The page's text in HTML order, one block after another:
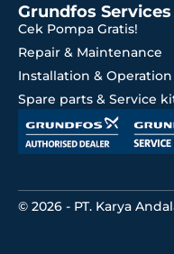
Grundfos Services
Cek Pompa Gratis!
Repair & Maintenance
Installation & Operation
Spare parts & Service
© 2026 - PT. Karya